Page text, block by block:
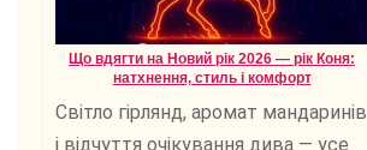
Що вдягти на Новий рік 2026 — рік Коня:
натхнення, стиль і комфорт
Світло гірлянд, аромат мандаринів
і відчуття очікування дива — усе